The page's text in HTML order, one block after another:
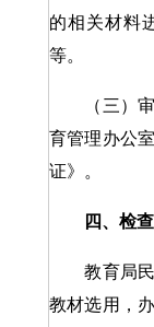
的相关材料
等。
（三）审
育管理办公
证》。
四、检
教育局民
教材选用，